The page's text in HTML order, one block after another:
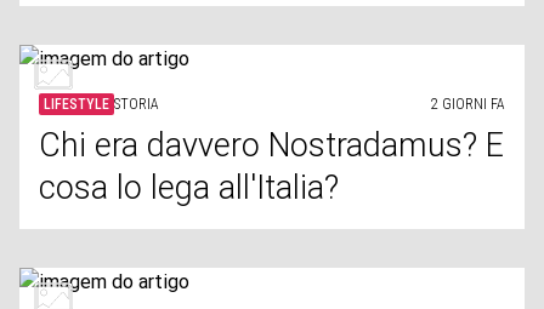
LIFESTYLE STORIA 2 GIORNI FA
Chi era davvero Nostradamus? E
cosa lo lega all'Italia?